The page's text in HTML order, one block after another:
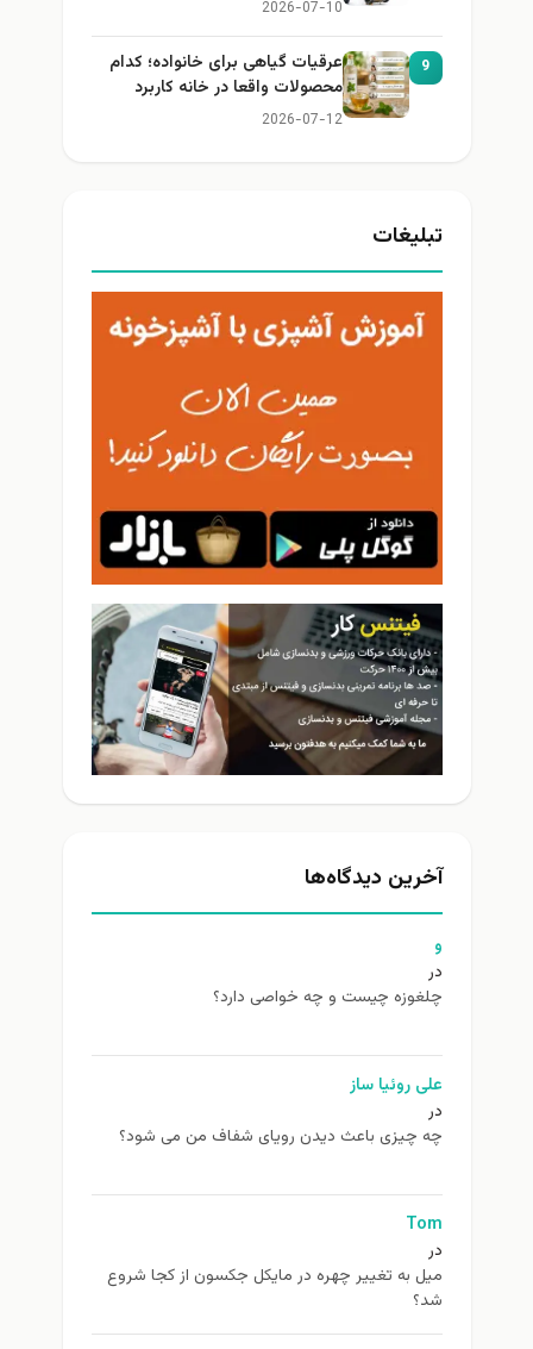
2026-07-10
9
عرقیات گیاهی برای خانواده؛ کدام
محصولات واقعا در خانه کاربرد
دارند؟
2026-07-12
تبلیغات
آخرین دیدگاه‌ها
و
در
چلغوزه چیست و چه خواصی دارد؟
علی روئیا ساز
در
چه چیزی باعث دیدن رویای شفاف من می شود؟
Tom
در
ميل به تغيير چهره در مایکل جکسون از كجا شروع
شد؟